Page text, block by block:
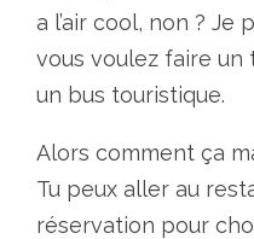
a l’air cool, non ? Je
vous voulez faire
un bus touristique.
Alors comment ça
Tu peux aller au
réservation pour